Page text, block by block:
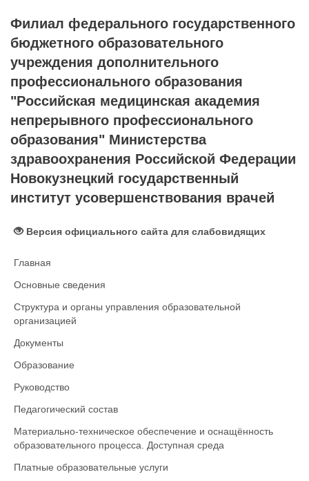
Филиал федерального государственного
бюджетного образовательного
учреждения дополнительного
профессионального образования
"Российская медицинская академия
непрерывного профессионального
образования" Министерства
здравоохранения Российской Федерации
Новокузнецкий государственный
институт усовершенствования врачей
Версия официального сайта для слабовидящих
Главная
Основные сведения
Структура и органы управления образовательной
организацией
Документы
Образование
Руководство
Педагогический состав
Материально-техническое обеспечение и оснащённость
образовательного процесса. Доступная среда
Платные образовательные услуги